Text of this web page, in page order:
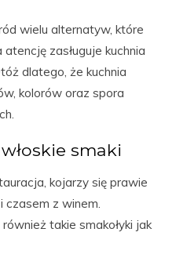
wielu alternatyw, które
zasługuje kuchnia
dlatego, że kuchnia
kolorów oraz spora
smaki
kojarzy się prawie
czasem z winem.
takie smakołyki jak